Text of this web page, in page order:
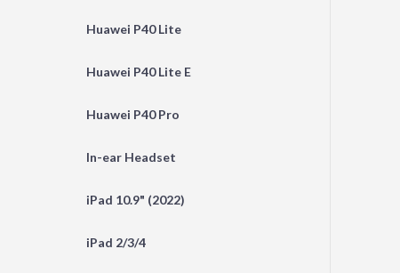
Huawei P40 Lite
Huawei P40 Lite E
Huawei P40 Pro
In-ear Headset
iPad 10.9" (2022)
iPad 2/3/4